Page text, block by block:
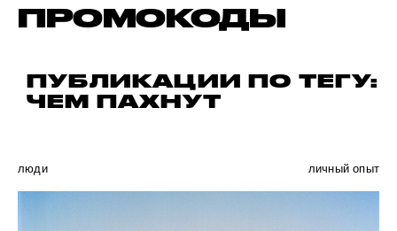
ПРОМОКОДЫ
ПУБЛИКАЦИИ ПО ТЕГУ:
ЧЕМ ПАХНУТ
люди личный опыт